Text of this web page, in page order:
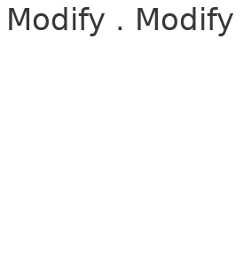
Modify . Modify